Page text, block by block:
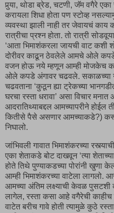
पुर्‍या, थोडा ब्रेड, चटणी, जॅम वगैरे
करायला शिधा होता पण स्टोव्ह
व्यवस्था झाली नाही तर जेवायचं काय
रात्रीचा प्रश्न होता. तो रात्री
‘आता भिमाशंकरला जायची वाट कशी
दोरीवर काढून ठेवलेले आमचे ओले
वजन होऊ नये म्हणून आम्ही मोजकेच
ओले कपडे अंगावर चढवले. सकाळच्या
चढवताना ‘कुठून ह्या ट्रेकच्या
घरचा रस्ता धरावा’ असा विचार मनात
आदरातिथ्याबद्दल आमच्यापरीने होईल
कितीसे पैसे असणार आमच्याकडे?)
निघालो.
जांभिवली गावात भिमाशंकरच्या
एका शेताकडे बोट दाखवून ‘त्या
होते तिथे पुण्याकडच्या पोरांनी खुणा
आम्ही भिमाशंकरच्या वाटेला लागलो.
आमच्या अंतिम लक्ष्याची केवळ पुसटशी
लागेल, रस्ता कसा आहे वगैरेची काहीच
वाटेत बरीच गावे होती त्यामुळे कुठे